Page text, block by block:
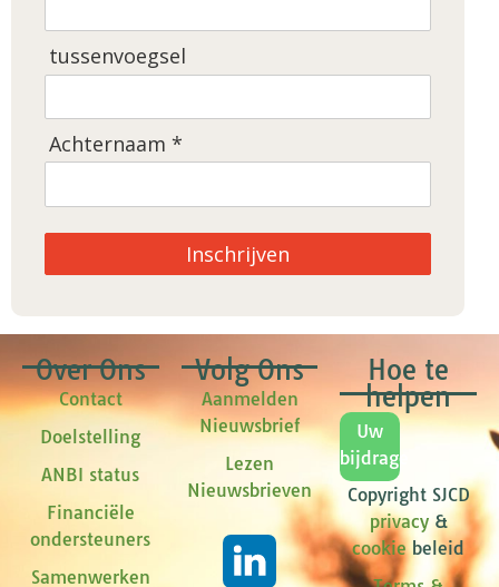
tussenvoegsel
Achternaam *
Inschrijven
Over Ons
Contact
Doelstelling
ANBI status
Financiële
ondersteuners
Samenwerken
Volg Ons
Aanmelden
Nieuwsbrief
Lezen
Nieuwsbrieven
Hoe te
helpen
Uw
bijdrage
Copyright SJCD
privacy&
cookiebeleid